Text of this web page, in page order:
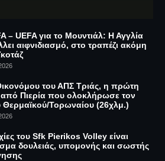
– UEFA για το Μουντιάλ: Η Αγγλία
αιφνιδιασμό, στο τραπέζι ακόμη
του ΑΠΣ Τριάς, η πρώτη
από Πιερία που ολοκλήρωσε τον
Θερμαϊκού/Τορωναίου (26χλμ.)
του Sfk Pierikos Volley είναι
δουλειάς, υπομονής και σωστής